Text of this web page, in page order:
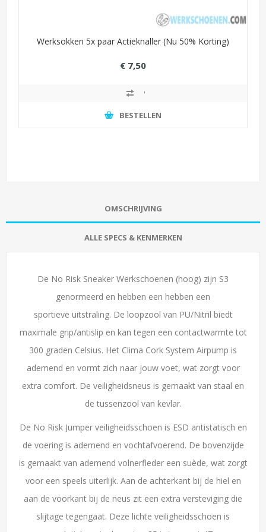
Werksokken 5x paar Actieknaller (Nu 50% Korting)
€ 7,50
BESTELLEN
OMSCHRIJVING
ALLE SPECS & KENMERKEN
De No Risk Sneaker Werkschoenen (hoog) zijn S3
genormeerd en hebben een hebben een
sportieve uitstraling. De loopzool van PU/Nitril biedt
maximale grip/antislip en kan tegen een contactwarmte tot
300 graden Celsius. Het Clima Cork System Airpump is
ademend en vormt zich naar jouw voet, wat zorgt voor
extra comfort. De veiligheidsneus is gemaakt van staal en
de tussenzool van kevlar.
De No Risk Jumper veiligheidsschoen is ESD antistatisch en
de voering is ademend en vochtafvoerend. De bovenzijde
is gemaakt van ademend volnerfleder een suède, wat zorgt
voor een speels uiterlijk. Aan de achterkant bij de hiel en
aan de voorkant bij de neus zit een extra versteviging die
slijtage tegengaat. Deze lichte veiligheidsschoen is